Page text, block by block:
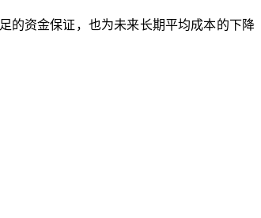
的资金保证，也为未来长期平均成本的下降